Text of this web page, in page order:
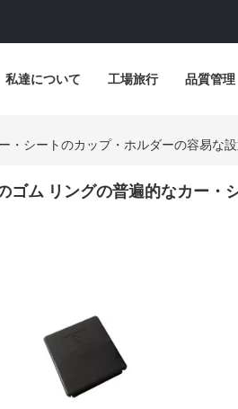
私達について 工場旅行 品質管理
・シートのカップ・ホルダーの容易な
ゴム リングの普遍的なカー・